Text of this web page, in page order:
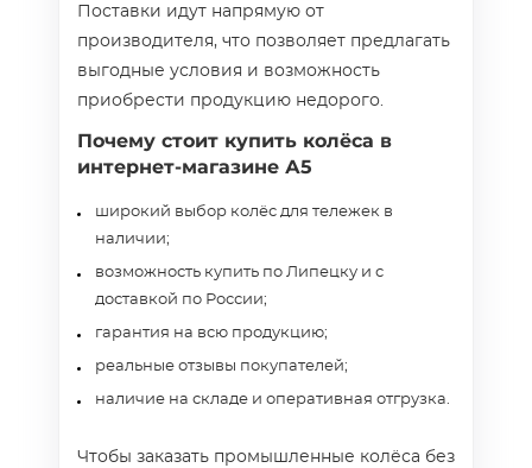
Поставки идут напрямую от
производителя, что позволяет предлагать
выгодные условия и возможность
приобрести продукцию недорого.
Почему стоит купить колёса в
интернет‑магазине А5
широкий выбор колёс для тележек в
наличии;
возможность купить по Липецку и с
доставкой по России;
гарантия на всю продукцию;
реальные отзывы покупателей;
наличие на складе и оперативная отгрузка.
Чтобы заказать промышленные колёса без